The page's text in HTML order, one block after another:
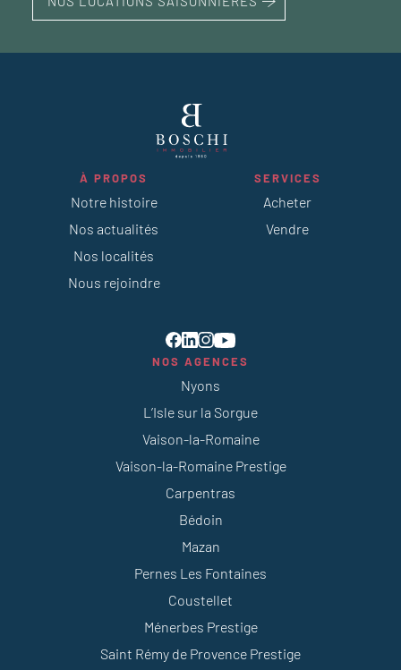
À PROPOS
Notre histoire
Nos actualités
Nos localités
Nous rejoindre
SERVICES
Acheter
Vendre
NOS AGENCES
Nyons
L’Isle sur la Sorgue
Vaison-la-Romaine
Vaison-la-Romaine Prestige
Carpentras
Bédoin
Mazan
Pernes Les Fontaines
Coustellet
Ménerbes Prestige
Saint Rémy de Provence Prestige